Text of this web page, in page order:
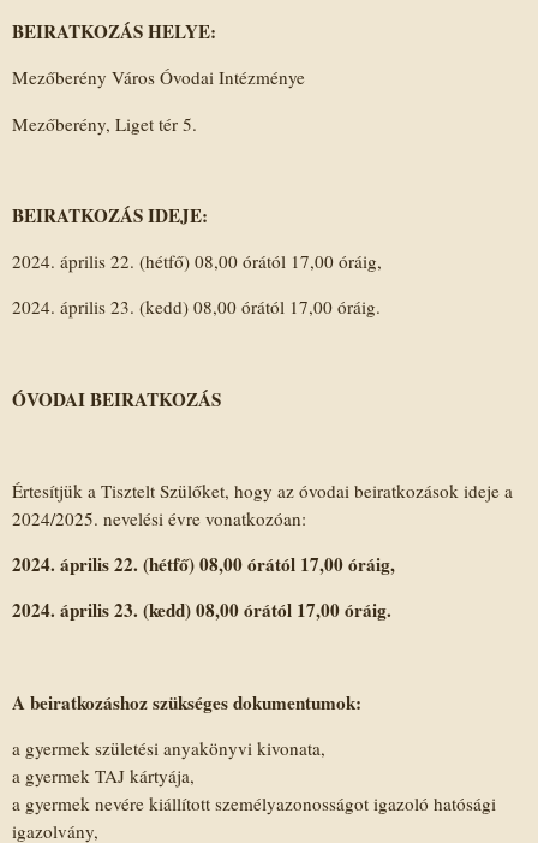
BEIRATKOZÁS HELYE:
Mezőberény Város Óvodai Intézménye
Mezőberény, Liget tér 5.
BEIRATKOZÁS IDEJE:
2024. április 22. (hétfő) 08,00 órától 17,00 óráig,
2024. április 23. (kedd) 08,00 órától 17,00 óráig.
ÓVODAI BEIRATKOZÁS
Értesítjük a Tisztelt Szülőket, hogy az óvodai beiratkozások ideje a
2024/2025. nevelési évre vonatkozóan:
2024. április 22. (hétfő) 08,00 órától 17,00 óráig,
2024. április 23. (kedd) 08,00 órától 17,00 óráig.
A beiratkozáshoz szükséges dokumentumok:
a gyermek születési anyakönyvi kivonata,
a gyermek TAJ kártyája,
a gyermek nevére kiállított személyazonosságot igazoló hatósági
igazolvány,